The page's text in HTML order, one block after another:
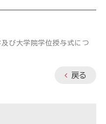
び大学院学位授与式につ
戻る